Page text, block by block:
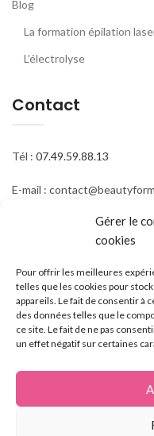
Gérer le
cookies
Pour offrir les meilleures
telles que les cookies pour
appareils. Le fait de consentir à
des données telles que le
ce site. Le fait de ne pas
un effet négatif sur certaines
Blog
La formation épilation
L’électrolyse
Contact
Tél : 07.49.59.88.13
E-mail :
Adresse : 206 Av. de
Suivez nous